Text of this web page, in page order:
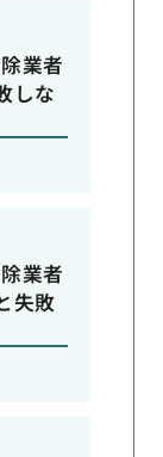
業者
しな
業者
失敗